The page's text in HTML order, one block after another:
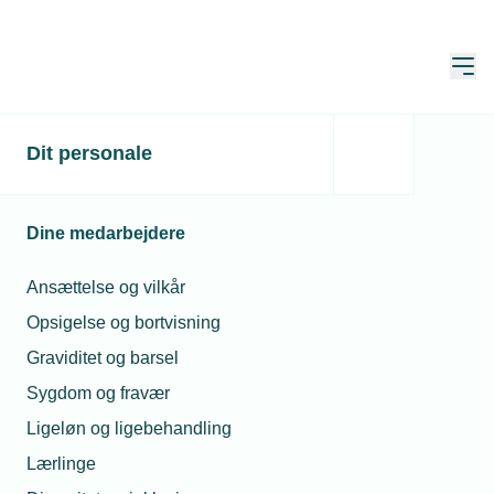
Dit personale
Dine medarbejdere
Ansættelse og vilkår
Opsigelse og bortvisning
Graviditet og barsel
Sygdom og fravær
Ligeløn og ligebehandling
Lærlinge
25 unge eksperter skaber